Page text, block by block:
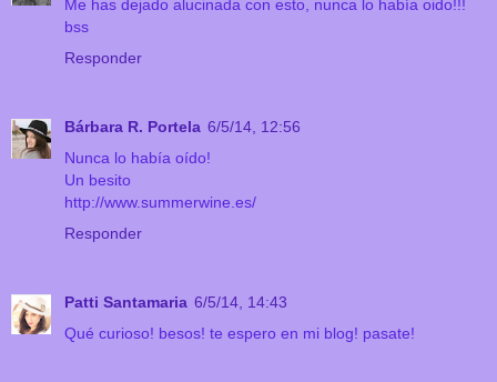
Me has dejado alucinada con esto, nunca lo había oido!!!
bss
Responder
Bárbara R. Portela 6/5/14, 12:56
Nunca lo había oído!
Un besito
http://www.summerwine.es/
Responder
Patti Santamaria 6/5/14, 14:43
Qué curioso! besos! te espero en mi blog! pasate!